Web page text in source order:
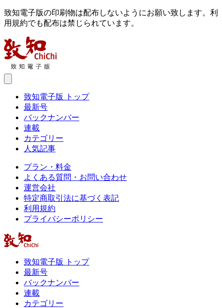
致知電子版の印刷物は配布しないようにお願い致します。利
用規約でも配布は禁じられています。
致知電子版 トップ
最新号
バックナンバー
連載
カテゴリー
人気記事
プラン・料金
よくある質問・お問い合わせ
運営会社
特定商取引法に基づく表記
利用規約
プライバシーポリシー
致知電子版 トップ
最新号
バックナンバー
連載
カテゴリー